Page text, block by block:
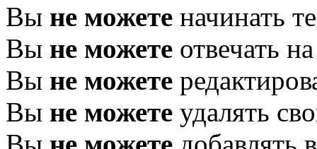
Вы не можете начинать
Вы не можете отвечать
Вы не можете
Вы не можете удалять